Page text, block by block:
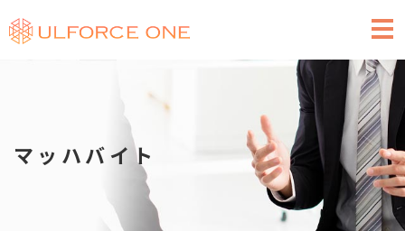
求人広告のご掲
マッハバイト